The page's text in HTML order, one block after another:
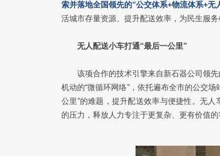
索并落地全国领先的“公交体系+物流体系+无
活城市存量资源、提升配送效率，为民生服
无人配送小车打通“最后一公里”
该项合作的技术引擎来自新石器公司领
机动的“微循环网络”，依托遍布全市的公交
公里”的难题，提升配送效率与便捷性。无
的压力，释放人力专注于更复杂、更有价值